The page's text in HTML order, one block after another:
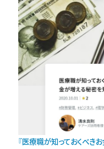
『医療職が知っておくべき